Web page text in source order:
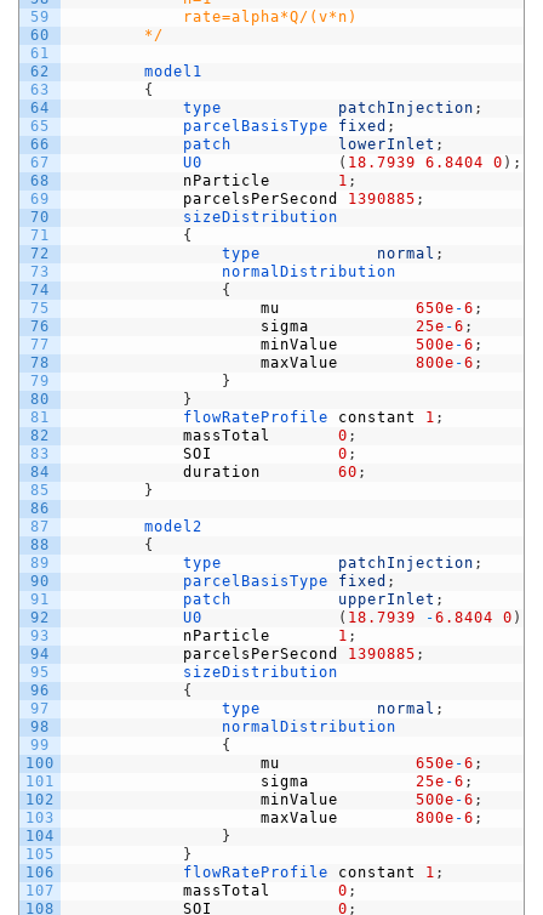
59
60
61
62
63
64
65
66
67
68
69
70
71
72
73
74
75
76
77
78
79
80
81
82
83
84
85
86
87
88
89
90
91
92
93
94
95
96
97
98
99
100
101
102
103
104
105
106
107
108
rate=alpha*Q/(v*n)
*/
model1
{
type patchInjection ;
parcelBasisType fixed ;
patch lowerInlet ;
U0
( 18.7939 6.8404 0 ) ;
nParticle
1 ;
parcelsPerSecond
1390885 ;
sizeDistribution
{
type normal ;
normalDistribution
{
mu
650e -6 ;
sigma
25e -6 ;
minValue
500e -6 ;
maxValue
800e -6 ;
}
}
flowRateProfile constant 1 ;
massTotal
0 ;
SOI
0 ;
duration
60 ;
}
model2
{
type patchInjection ;
parcelBasisType fixed ;
patch upperInlet ;
U0
( 18.7939 -6.8404 0 )
nParticle
1 ;
parcelsPerSecond
1390885 ;
sizeDistribution
{
type normal ;
normalDistribution
{
mu
650e -6 ;
sigma
25e -6 ;
minValue
500e -6 ;
maxValue
800e -6 ;
}
}
flowRateProfile constant 1 ;
massTotal
0 ;
SOI
0 ;